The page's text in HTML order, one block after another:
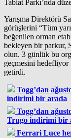
Tabiat Parkı’nda
Yarışma Direktörü
görüşlerini “Tüm
beğenilen orman
bekleyen bir parkur,
olun. 3 günlük bu
geçmesini
getirdi.
Togg’dan
indirimi bir arada
Togg’dan
Trugo indirimi bir
Ferrari Luce